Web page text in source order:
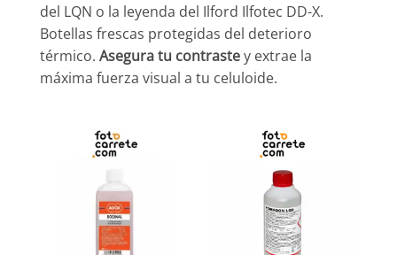
del LQN o la leyenda del Ilford Ilfotec DD-X.
Botellas frescas protegidas del deterioro
térmico. Asegura tu contrastey extrae la
máxima fuerza visual a tu celuloide.